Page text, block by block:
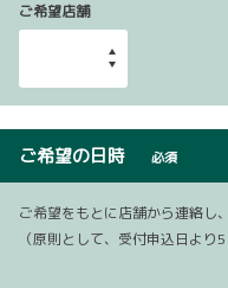
ご希望店舗
ご希望の日時 必須
ご希望をもとに店舗から連絡し
（原則として、受付申込日より